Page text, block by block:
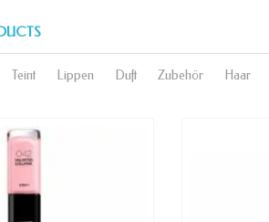
Teint Lippen Duft Zubehör Haar